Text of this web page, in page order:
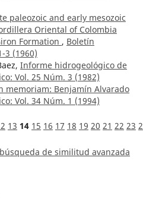
paleozoic and early mesozoic
Oriental of Colombia
Formation , Boletín
3 (1960)
Informe hidrogeológico de
Vol. 25 Núm. 3 (1982)
memoriam: Benjamín Alvarado
Vol. 34 Núm. 1 (1994)
13 14 15 16 17 18 19 20 21 22 23
de similitud avanzada